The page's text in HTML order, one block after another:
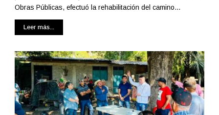
Obras Públicas, efectuó la rehabilitación del camino...
Leer más...